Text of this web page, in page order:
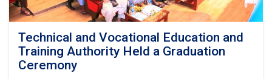
Technical and Vocational Education and
Training Authority Held a Graduation
Ceremony